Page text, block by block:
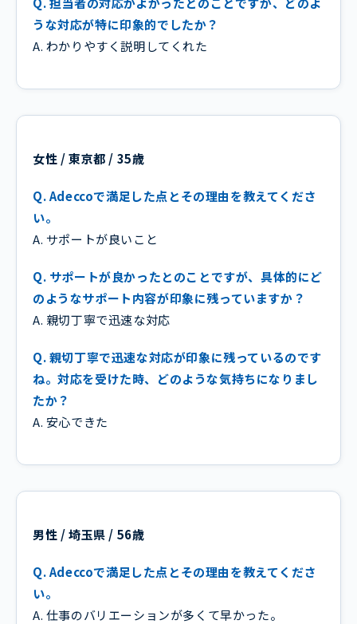
うな対応が特に印象的でしたか？
A. わかりやすく説明してくれた
女性 / 東京都 / 35歳
Q. Adeccoで満足した点とその理由を教えてくださ
い。
A. サポートが良いこと
Q. サポートが良かったとのことですが、具体的にど
のようなサポート内容が印象に残っていますか？
A. 親切丁寧で迅速な対応
Q. 親切丁寧で迅速な対応が印象に残っているのです
ね。対応を受けた時、どのような気持ちになりまし
たか？
A. 安心できた
男性 / 埼玉県 / 56歳
Q. Adeccoで満足した点とその理由を教えてくださ
い。
A. 仕事のバリエーションが多くて早かった。